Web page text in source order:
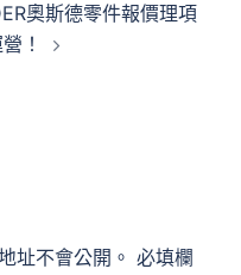
奧斯德零件報價理項
！
址不會公開。 必填欄